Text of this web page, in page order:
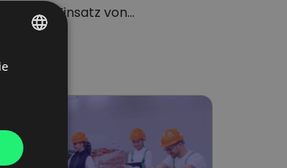
unter Einsatz von…